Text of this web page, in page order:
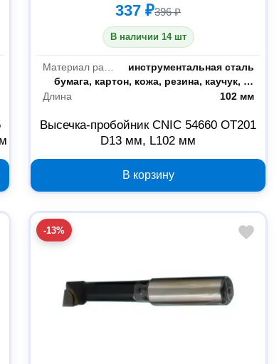
337 ₽396 ₽
В наличии 14 шт
инструментальная сталь
Пробиваемый материал
бумага, картон, кожа, резина, каучук, ткань
Длина
102 мм
Высечка-пробойник CNIC 54660 OT201
D13 мм, L102 мм
В корзину
-13%